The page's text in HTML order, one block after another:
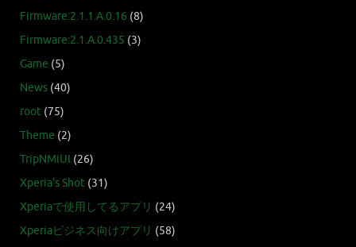
Firmware:2.1.1.A.0.16 (8)
Firmware:2.1.A.0.435 (3)
Game (5)
News (40)
root (75)
Theme (2)
TripNMiUI (26)
Xperia's Shot (31)
Xperiaで使用してるアプリ (24)
Xperiaビジネス向けアプリ (58)